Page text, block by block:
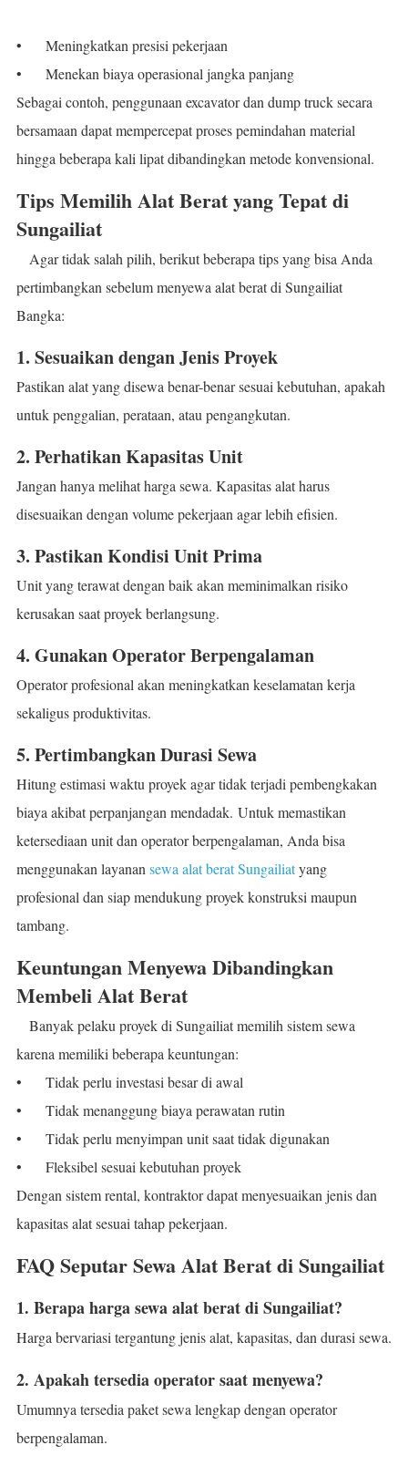
•
Meningkatkan presisi pekerjaan
•
Menekan biaya operasional jangka panjang
Sebagai contoh, penggunaan excavator dan dump truck secara
bersamaan dapat mempercepat proses pemindahan material
hingga beberapa kali lipat dibandingkan metode konvensional.
Tips Memilih Alat Berat yang Tepat di
Sungailiat
Agar tidak salah pilih, berikut beberapa tips yang bisa Anda
pertimbangkan sebelum menyewa alat berat di Sungailiat
Bangka:
1. Sesuaikan dengan Jenis Proyek
Pastikan alat yang disewa benar-benar sesuai kebutuhan, apakah
untuk penggalian, perataan, atau pengangkutan.
2. Perhatikan Kapasitas Unit
Jangan hanya melihat harga sewa. Kapasitas alat harus
disesuaikan dengan volume pekerjaan agar lebih efisien.
3. Pastikan Kondisi Unit Prima
Unit yang terawat dengan baik akan meminimalkan risiko
kerusakan saat proyek berlangsung.
4. Gunakan Operator Berpengalaman
Operator profesional akan meningkatkan keselamatan kerja
sekaligus produktivitas.
5. Pertimbangkan Durasi Sewa
Hitung estimasi waktu proyek agar tidak terjadi pembengkakan
biaya akibat perpanjangan mendadak. Untuk memastikan
ketersediaan unit dan operator berpengalaman, Anda bisa
menggunakan layanan sewa alat berat Sungailiatyang
profesional dan siap mendukung proyek konstruksi maupun
tambang.
Keuntungan Menyewa Dibandingkan
Membeli Alat Berat
Banyak pelaku proyek di Sungailiat memilih sistem sewa
karena memiliki beberapa keuntungan:
•
Tidak perlu investasi besar di awal
•
Tidak menanggung biaya perawatan rutin
•
Tidak perlu menyimpan unit saat tidak digunakan
•
Fleksibel sesuai kebutuhan proyek
Dengan sistem rental, kontraktor dapat menyesuaikan jenis dan
kapasitas alat sesuai tahap pekerjaan.
FAQ Seputar Sewa Alat Berat di Sungailiat
1. Berapa harga sewa alat berat di Sungailiat?
Harga bervariasi tergantung jenis alat, kapasitas, dan durasi sewa.
2. Apakah tersedia operator saat menyewa?
Umumnya tersedia paket sewa lengkap dengan operator
berpengalaman.